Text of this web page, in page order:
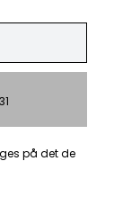
på det de